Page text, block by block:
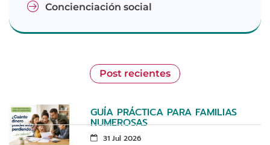
Concienciación social
Post recientes
GUÍA PRÁCTICA PARA FAMILIAS
NUMEROSAS
31 Jul 2026